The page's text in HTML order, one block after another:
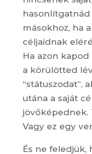
másokhoz, ha
céljaidnak
Ha azon
a körülötted
“státuszodat”,
utána a saját
jövőképednek.
Vagy ez egy
És ne feledjük,